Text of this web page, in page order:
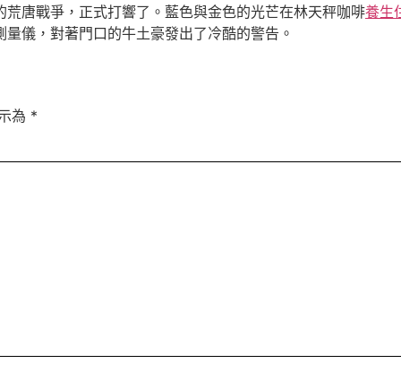
唐戰爭，正式打響了。藍色與金色的光芒在林天秤咖啡養生
儀，對著門口的牛土豪發出了冷酷的警告。
為 *